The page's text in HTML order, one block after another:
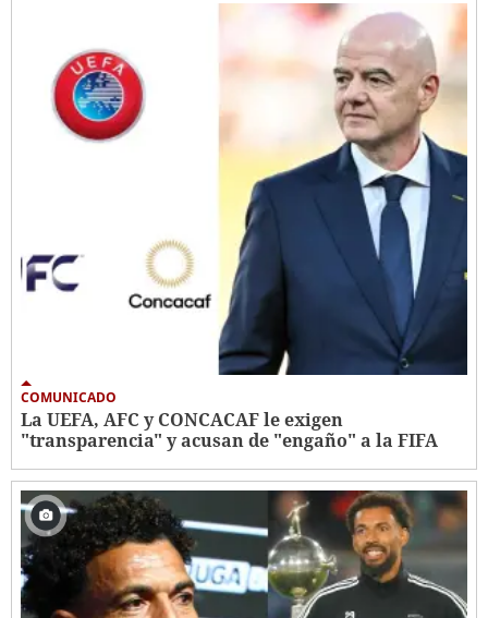
COMUNICADO
La UEFA, AFC y CONCACAF le exigen
"transparencia" y acusan de "engaño" a la FIFA